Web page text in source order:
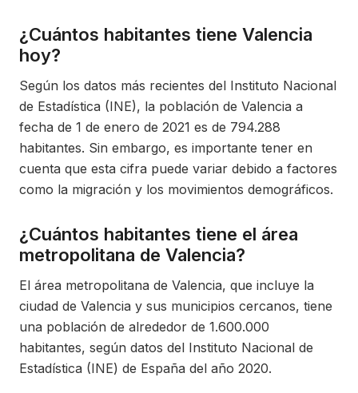
¿Cuántos habitantes tiene Valencia
hoy?
Según los datos más recientes del Instituto Nacional
de Estadística (INE), la población de Valencia a
fecha de 1 de enero de 2021 es de 794.288
habitantes. Sin embargo, es importante tener en
cuenta que esta cifra puede variar debido a factores
como la migración y los movimientos demográficos.
¿Cuántos habitantes tiene el área
metropolitana de Valencia?
El área metropolitana de Valencia, que incluye la
ciudad de Valencia y sus municipios cercanos, tiene
una población de alrededor de 1.600.000
habitantes, según datos del Instituto Nacional de
Estadística (INE) de España del año 2020.